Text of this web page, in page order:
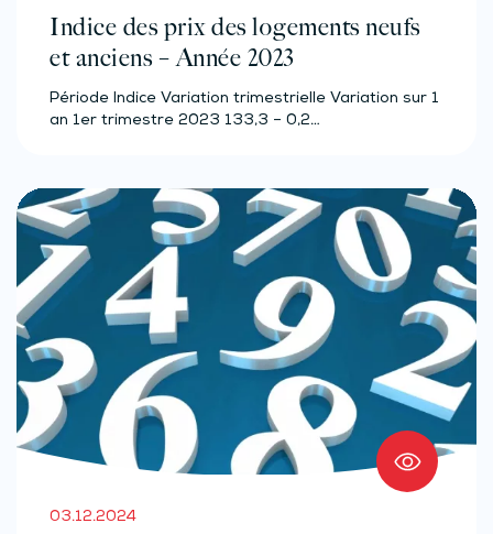
Indice des prix des logements neufs
et anciens – Année 2023
Période Indice Variation trimestrielle Variation sur 1
an 1er trimestre 2023 133,3 – 0,2…
03.12.2024